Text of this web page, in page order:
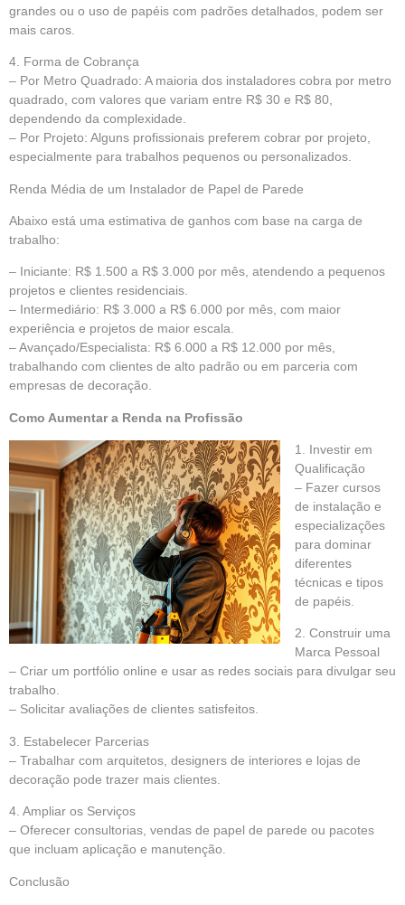
grandes ou o uso de papéis com padrões detalhados, podem ser
mais caros.
4. Forma de Cobrança
– Por Metro Quadrado: A maioria dos instaladores cobra por metro
quadrado, com valores que variam entre R$ 30 e R$ 80,
dependendo da complexidade.
– Por Projeto: Alguns profissionais preferem cobrar por projeto,
especialmente para trabalhos pequenos ou personalizados.
Renda Média de um Instalador de Papel de Parede
Abaixo está uma estimativa de ganhos com base na carga de
trabalho:
– Iniciante: R$ 1.500 a R$ 3.000 por mês, atendendo a pequenos
projetos e clientes residenciais.
– Intermediário: R$ 3.000 a R$ 6.000 por mês, com maior
experiência e projetos de maior escala.
– Avançado/Especialista: R$ 6.000 a R$ 12.000 por mês,
trabalhando com clientes de alto padrão ou em parceria com
empresas de decoração.
Como Aumentar a Renda na Profissão
1. Investir em
Qualificação
– Fazer cursos
de instalação e
especializações
para dominar
diferentes
técnicas e tipos
de papéis.
2. Construir uma
Marca Pessoal
– Criar um portfólio online e usar as redes sociais para divulgar seu
trabalho.
– Solicitar avaliações de clientes satisfeitos.
3. Estabelecer Parcerias
– Trabalhar com arquitetos, designers de interiores e lojas de
decoração pode trazer mais clientes.
4. Ampliar os Serviços
– Oferecer consultorias, vendas de papel de parede ou pacotes
que incluam aplicação e manutenção.
Conclusão